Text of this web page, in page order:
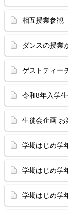
相互授業参観
ダンスの授業
ゲストティー
令和8年入学
生徒会企画 お
学期はじめ学
学期はじめ学
学期はじめ学